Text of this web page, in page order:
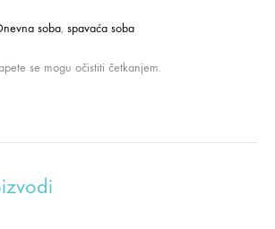
soba, spavaća soba
se mogu očistiti četkanjem.